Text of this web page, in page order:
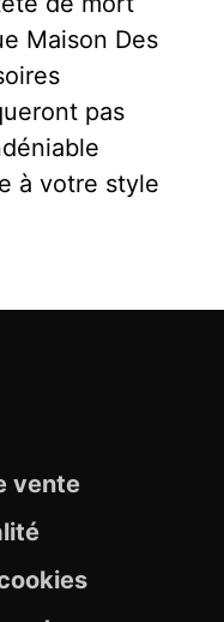
Maison Des
pas
à votre style
vente